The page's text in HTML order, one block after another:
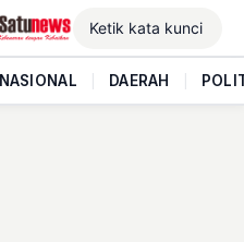
NASIONAL DAERAH